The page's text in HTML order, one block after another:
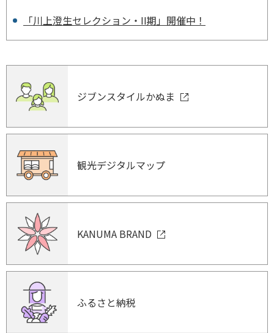
「川上澄生セレクション・II期」開催中！
ジブンスタイルかぬま
観光デジタルマップ
KANUMA BRAND
ふるさと納税